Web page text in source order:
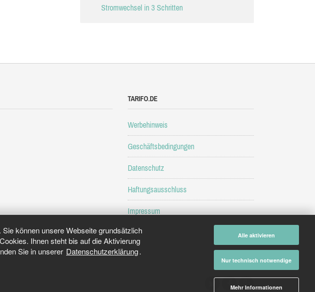
können unsere Webseite grundsätzlich
Ihnen steht bis auf die Aktivierung
Sie in unserer Datenschutzerklärung.
Alle aktivieren
Nur technisch notwendige
Mehr Informationen
Stromwechsel in 3 Schritten
TARIFO.DE
Werbehinweis
Geschäftsbedingungen
Datenschutz
Haftungsausschluss
Impressum